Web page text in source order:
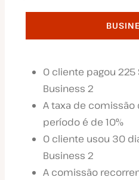
O cliente pagou
Business 2
A taxa de comissão
período é de 10%
O cliente usou 30
Business 2
A comissão